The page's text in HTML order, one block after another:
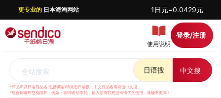
更专业的日本海淘网站 1日元=0.0429元
使用说明
登录/注册
全站搜索 日语搜 中文搜
*商品ID及日语商品名(包括英语)请点击日语搜；中文商品名请点击中文搜。
*组合词请用空格隔开，例如：喜玛诺 纺车轮，输入后有联想提示请优先使用，准确率更高！